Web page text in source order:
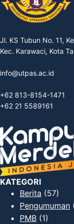
Jl. KS Tubun No. 11,
Kec. Karawaci, Kota
info@utpas.ac.id
+62 813-8154-1471
+62 21 5589161
KATEGORI
Berita (57)
Pengumuman
PMB (1)